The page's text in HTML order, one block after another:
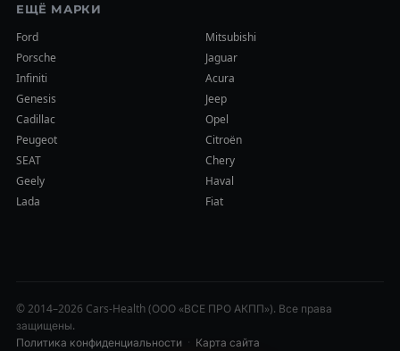
ЕЩЁ МАРКИ
Ford
Mitsubishi
Porsche
Jaguar
Infiniti
Acura
Genesis
Jeep
Cadillac
Opel
Peugeot
Citroën
SEAT
Chery
Geely
Haval
Lada
Fiat
© 2014–2026 Cars-Health (ООО «ВСЕ ПРО АКПП»). Все права
защищены.
Политика конфиденциальности · Карта сайта